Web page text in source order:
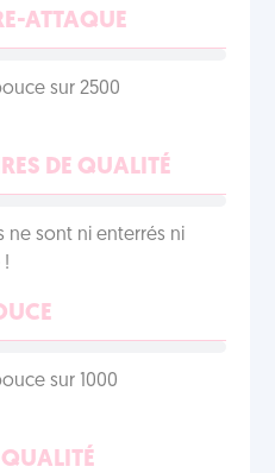
ATTAQUE
sur 2500
DE QUALITÉ
ne sont ni enterrés ni
!
sur 1000